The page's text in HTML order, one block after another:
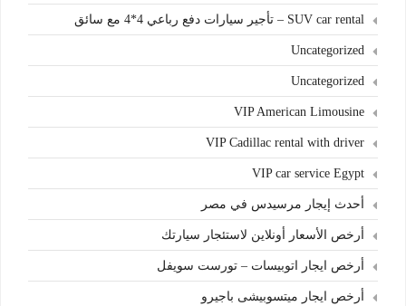
SUV car rental – تأجير سيارات دفع رباعي 4*4 مع سائق
Uncategorized
Uncategorized
VIP American Limousine
VIP Cadillac rental with driver
VIP car service Egypt
أحدث إيجار مرسيدس في مصر
أرخص الأسعار أونلاين لاستئجار سيارتك
أرخص ايجار اتوبيسات – تورست سويفل
أرخص ايجار ميتسوبيشى باجيرو